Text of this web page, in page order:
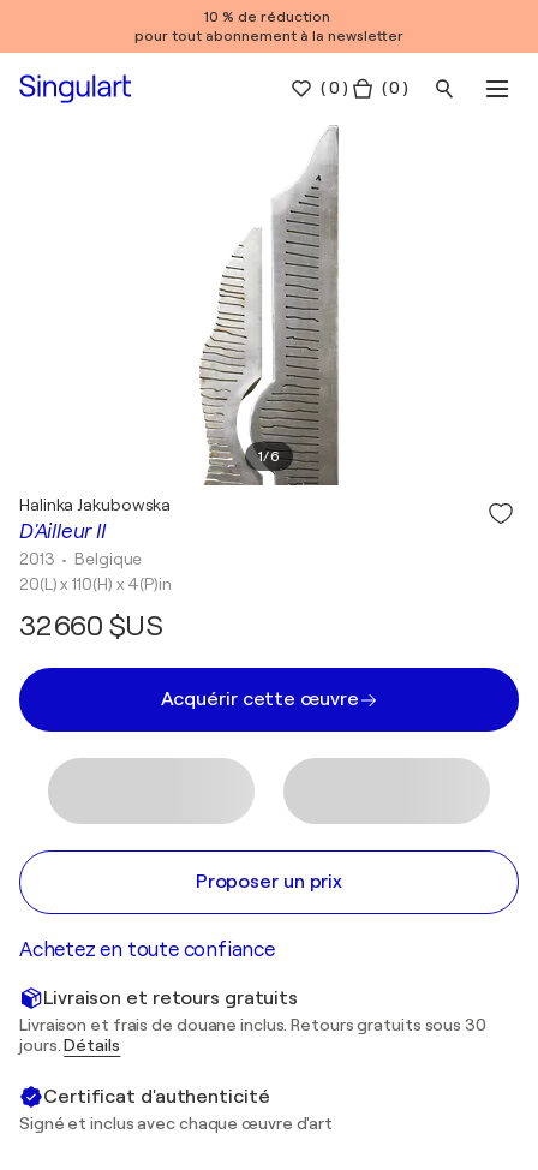
10 % de réduction
pour tout abonnement à la newsletter
(0 ) ( 0 )
1/6
D'Ailleur II
Halinka Jakubowska
2013 • Belgique
20(L) x 110(H) x 4(P)in
32 660 $US
Acquérir cette œuvre
Proposer un prix
Achetez en toute confiance
Livraison et retours gratuits
Livraison et frais de douane inclus. Retours gratuits sous 30
jours.Détails
Certificat d'authenticité
Signé et inclus avec chaque œuvre d'art